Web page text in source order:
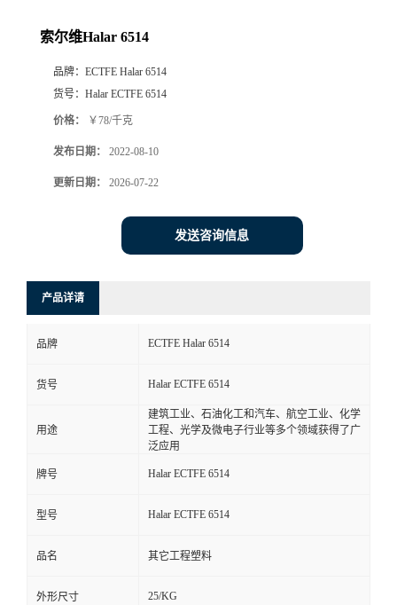
厅
系
索尔维Halar 6514
品牌： ECTFE Halar 6514
货号： Halar ECTFE 6514
价格： ￥78/千克
发布日期： 2022-08-10
更新日期： 2026-07-22
发送咨询信息
产品详请
品牌 ECTFE Halar 6514
货号 Halar ECTFE 6514
用途
建筑工业、石油化工和汽车、航空工业、化学
工程、光学及微电子行业等多个领域获得了广
泛应用
牌号 Halar ECTFE 6514
型号 Halar ECTFE 6514
品名 其它工程塑料
外形尺寸 25/KG